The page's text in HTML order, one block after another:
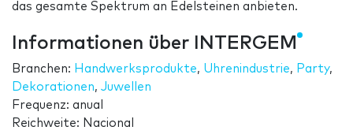
das gesamte Spektrum an Edelsteinen anbieten.
Informationen über INTERGEM
Branchen: Handwerksprodukte, Uhrenindustrie, Party,
Dekorationen, Juwellen
Frequenz: anual
Reichweite: Nacional